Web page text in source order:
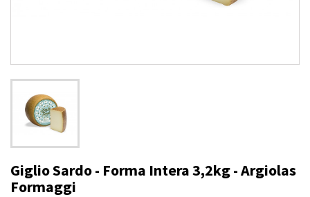
Giglio Sardo - Forma Intera 3,2kg - Argiolas
Formaggi